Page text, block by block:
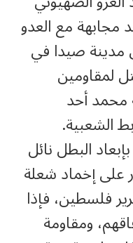
حزيران 1982، بعد مجابهة مع العدو
صيدا في
لمقاومين
محمد أحد
الشعبية.
البطل نائل
على إخماد شعلة
فلسطين، فإذا
ومقاومة